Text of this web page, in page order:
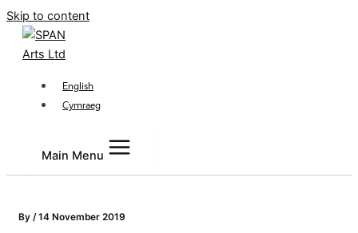
Skip to content
English
Cymraeg
Main Menu
By /14 November 2019